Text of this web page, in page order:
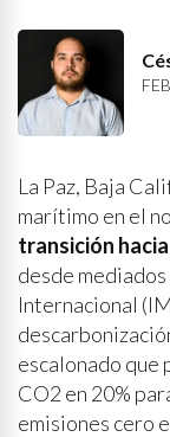
La Paz, Baja
marítimo en el
transición
desde
Internacional
escalonado que
CO2 en 20%
emisiones cero